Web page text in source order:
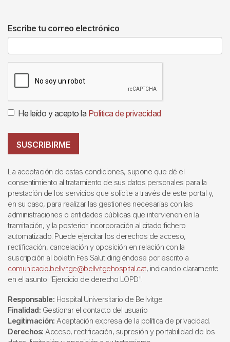
Escribe tu correo electrónico
He leído y acepto la Política de privacidad
SUSCRIBIRME
La aceptación de estas condiciones, supone que dé el
consentimiento al tratamiento de sus datos personales para la
prestación de los servicios que solicite a través de este portal y,
en su caso, para realizar las gestiones necesarias con las
administraciones o entidades públicas que intervienen en la
tramitación, y la posterior incorporación al citado fichero
automatizado. Puede ejercitar los derechos de acceso,
rectificación, cancelación y oposición en relación con la
suscripción al boletín Fes Salut dirigiéndose por escrito a
comunicacio.bellvitge@bellvitgehospital.cat, indicando claramente
en el asunto "Ejercicio de derecho LOPD".
Responsable: Hospital Universitario de Bellvitge.
Finalidad: Gestionar el contacto del usuario
Legitimación: Aceptación expresa de la política de privacidad.
Derechos: Acceso, rectificación, supresión y portabilidad de los